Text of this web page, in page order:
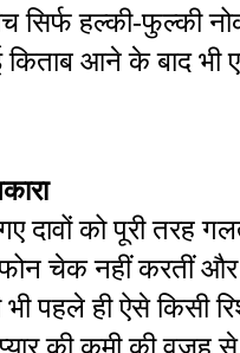
सिर्फ हल्की-फुल्की
किताब आने के बाद
दावों को पूरी तरह
चेक नहीं करतीं
पहले ही ऐसे किसी
की कमी की वजह